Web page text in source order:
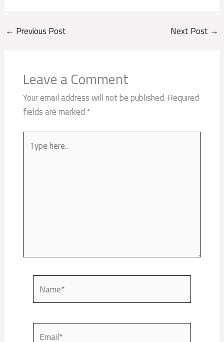
← Previous Post Next Post →
Leave a Comment
Your email address will not be published.Required
fields are marked*
here..